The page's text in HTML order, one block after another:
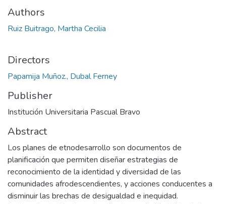
Authors
Ruiz Buitrago, Martha Cecilia
Directors
Papamija Muñoz., Dubal Ferney
Publisher
Institución Universitaria Pascual Bravo
Abstract
Los planes de etnodesarrollo son documentos de
planificación que permiten diseñar estrategias de
reconocimiento de la identidad y diversidad de las
comunidades afrodescendientes, y acciones conducentes a
disminuir las brechas de desigualdad e inequidad.